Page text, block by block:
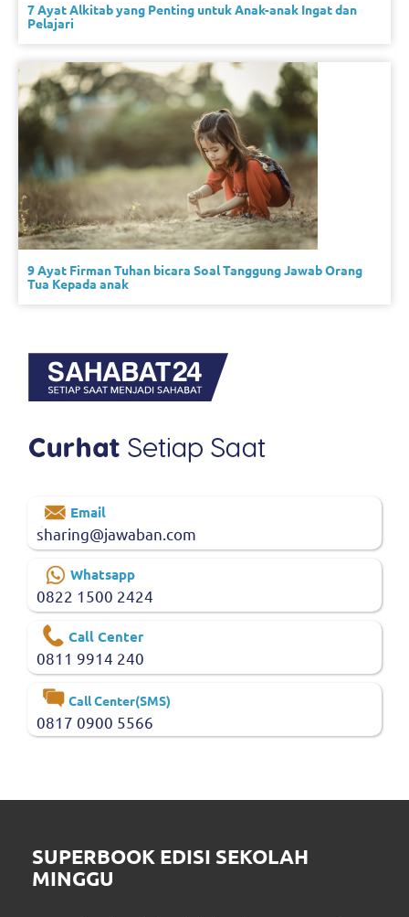
7 Ayat Alkitab yang Penting untuk Anak-anak Ingat dan
Pelajari
9 Ayat Firman Tuhan bicara Soal Tanggung Jawab Orang
Tua Kepada anak
Email
sharing@jawaban.com
Whatsapp
0822 1500 2424
Call Center
0811 9914 240
Call Center(SMS)
0817 0900 5566
SUPERBOOK EDISI SEKOLAH
MINGGU